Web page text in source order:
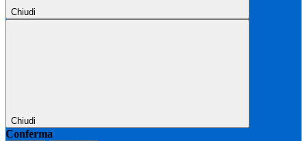
Chiudi
Chiudi
Conferma